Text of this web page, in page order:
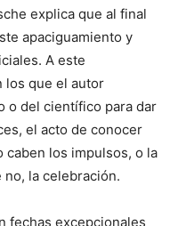
explica que al final
apaciguamiento y
A este
los que el autor
o del científico para dar
el acto de conocer
caben los impulsos, o la
la celebración.
fechas excepcionales